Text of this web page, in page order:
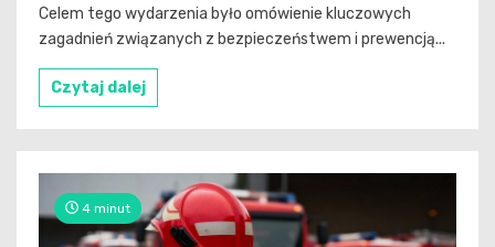
Celem tego wydarzenia było omówienie kluczowych
zagadnień związanych z bezpieczeństwem i prewencją...
Czytaj dalej
4 minut